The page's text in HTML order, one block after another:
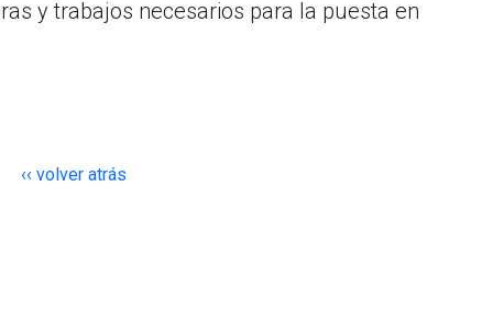
y trabajos necesarios para la puesta en
‹‹ volver atrás